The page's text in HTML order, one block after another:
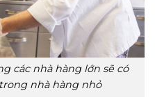
các nhà hàng lớn sẽ có
nhà hàng nhỏ